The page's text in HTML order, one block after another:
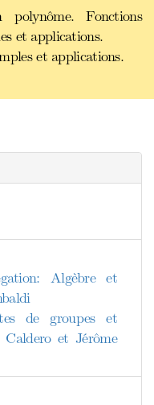
Fonctions
et applications.
et applications.
Algèbre et
de groupes et
et Jérôme